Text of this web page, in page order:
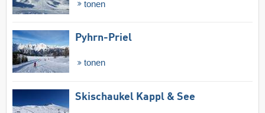
tonen
Pyhrn-Priel
tonen
Skischaukel Kappl & See